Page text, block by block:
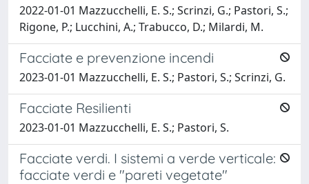
2022-01-01 Mazzucchelli, E. S.; Scrinzi, G.; Pastori, S.;
Rigone, P.; Lucchini, A.; Trabucco, D.; Milardi, M.
Facciate e prevenzione incendi
2023-01-01 Mazzucchelli, E. S.; Pastori, S.; Scrinzi, G.
Facciate Resilienti
2023-01-01 Mazzucchelli, E. S.; Pastori, S.
Facciate verdi. I sistemi a verde verticale:
facciate verdi e "pareti vegetate"